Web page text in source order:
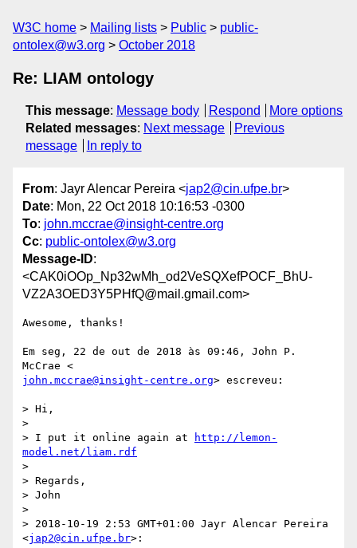
W3C home Mailing lists Public
public-
ontolex@w3.org
October 2018
Re: LIAM ontology
This message: Message body Respond
More options
Related messages: Next message
Previous
message
In reply to
From: Jayr Alencar Pereira <jap2@cin.ufpe.br>
Date: Mon, 22 Oct 2018 10:16:53 -0300
To: john.mccrae@insight-centre.org
Cc: public-ontolex@w3.org
Message-ID:
<CAK0iOOp_Np32wMh_od2VeSQXefPOCF_BhU-
VZ2A3OED3Y5PHfQ@mail.gmail.com>
Awesome, thanks!
Em seg, 22 de out de 2018 às 09:46, John P.
john.mccrae@insight-centre.org> escreveu:
> Hi,
>
> I put it online again at
http://lemon-
model.net/liam.rdf
>
> Regards,
> John
>
> 2018-10-19 2:53 GMT+01:00 Jayr Alencar Pereira
<jap2@cin.ufpe.br>: